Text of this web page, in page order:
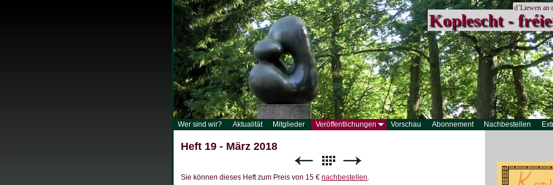
Koplescht -
d’Liewen an
Wer sind wir? Aktualität Mitglieder Veröffentlichungen Vorschau Abonnement Nachbestellen
Heft 19 - März 2018
Sie können dieses Heft zum Preis von 15 € nachbestellen.